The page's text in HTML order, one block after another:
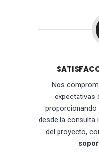
Nos
expectativas
proporcionando
desde la consulta
del proyecto,